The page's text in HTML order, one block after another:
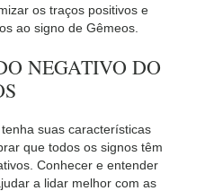
os traços positivos e
ao signo de Gêmeos.
NEGATIVO DO
suas características
que todos os signos têm
Conhecer e entender
a lidar melhor com as